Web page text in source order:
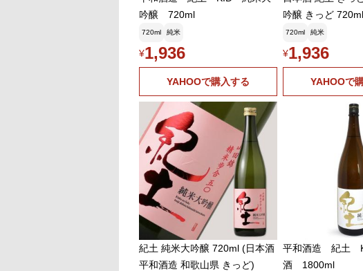
吟醸 720ml
720ml 純米
¥1,936
YAHOOで購入する
吟醸 きっど
720ml 純米
¥1,936
YAHOOで
紀土 純米大吟醸 720ml (日本酒
平和酒造 和歌山県 きっど)
平和酒造 紀土
酒 1800ml